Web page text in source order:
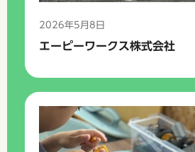
2026年5月8日
エーピーワークス株式会社